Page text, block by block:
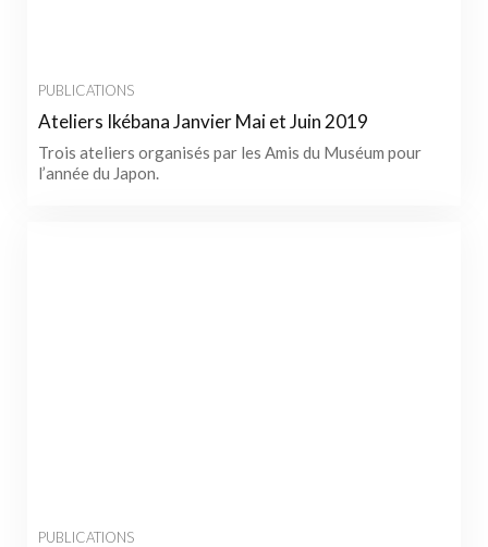
PUBLICATIONS
Ateliers Ikébana Janvier Mai et Juin 2019
Trois ateliers organisés par les Amis du Muséum pour
l’année du Japon.
PUBLICATIONS